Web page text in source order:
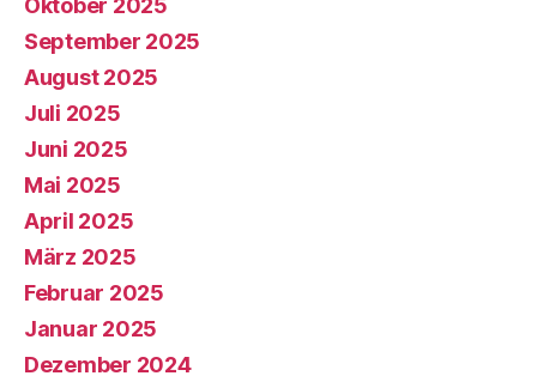
September 2025
August 2025
Juli 2025
Juni 2025
Mai 2025
April 2025
März 2025
Februar 2025
Januar 2025
Dezember 2024